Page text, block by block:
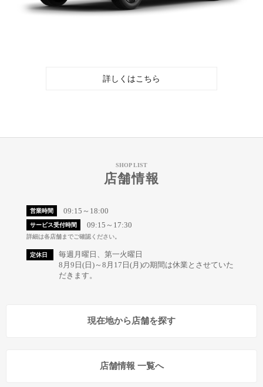
詳しくはこちら
SHOP LIST
店舗情報
営業時間 09:15～18:00
サービス受付時間 09:15～17:30
詳細は各店舗までご確認ください。
定休日
毎週月曜日、第一火曜日
8月9日(日)～8月17日(月)の期間は休業とさせていた
だきます。
現在地から店舗を探す
店舗情報 一覧へ